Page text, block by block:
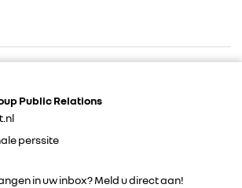
Public Relations
perssite
in uw inbox? Meld u direct aan!